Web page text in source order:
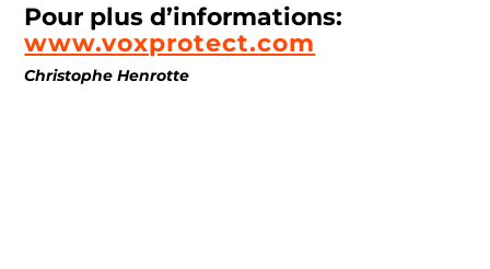
Pour plus d’informations:
www.voxprotect.com
Christophe Henrotte